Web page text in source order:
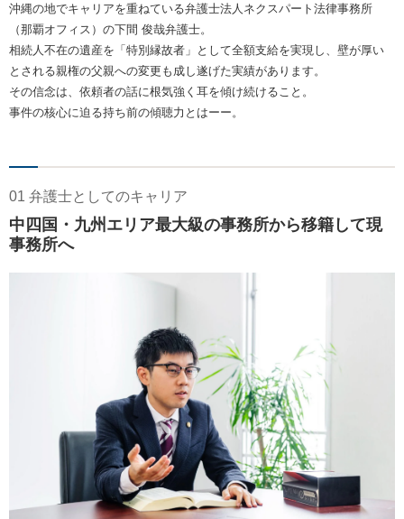
沖縄の地でキャリアを重ねている弁護士法人ネクスパート法律事務所
（那覇オフィス）の下間 俊哉弁護士。
相続人不在の遺産を「特別縁故者」として全額支給を実現し、壁が厚い
とされる親権の父親への変更も成し遂げた実績があります。
その信念は、依頼者の話に根気強く耳を傾け続けること。
事件の核心に迫る持ち前の傾聴力とはーー。
01 弁護士としてのキャリア
中四国・九州エリア最大級の事務所から移籍して現
事務所へ